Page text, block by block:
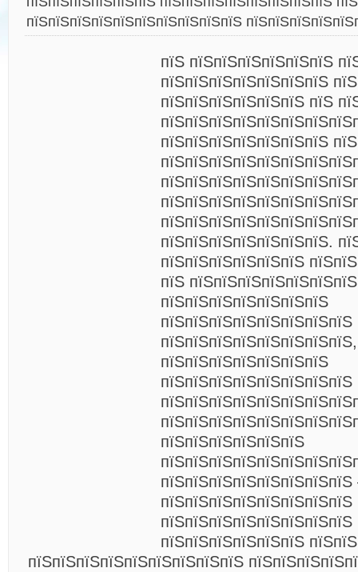
пїЅпїЅпїЅпїЅпїЅпїЅпїЅпїЅпїЅпїЅ
пїЅ пїЅпїЅпїЅпїЅпїЅпїЅ
пїЅпїЅпїЅпїЅпїЅпїЅпїЅ
пїЅпїЅпїЅпїЅпїЅпїЅ пїЅ
пїЅпїЅпїЅпїЅпїЅпїЅпїЅ пїЅ
пїЅпїЅпїЅпїЅпїЅпїЅпїЅ.
пїЅпїЅпїЅпїЅпїЅпїЅ
пїЅ
пїЅпїЅпїЅпїЅпїЅпїЅпїЅ
пїЅпїЅпїЅпїЅпїЅпїЅпїЅпїЅ
пїЅпїЅпїЅпїЅпїЅпїЅпїЅпїЅ,
пїЅпїЅпїЅпїЅпїЅпїЅпїЅ
пїЅпїЅпїЅпїЅпїЅпїЅпїЅпїЅ
пїЅпїЅпїЅпїЅпїЅпїЅ
пїЅпїЅпїЅпїЅпїЅпїЅпїЅпїЅ
пїЅпїЅпїЅпїЅпїЅпїЅпїЅпїЅ
пїЅпїЅпїЅпїЅпїЅпїЅпїЅпїЅ
пїЅпїЅпїЅпїЅпїЅпїЅ пїЅпїЅ
пїЅпїЅпїЅпїЅпїЅпїЅпїЅпїЅпїЅ